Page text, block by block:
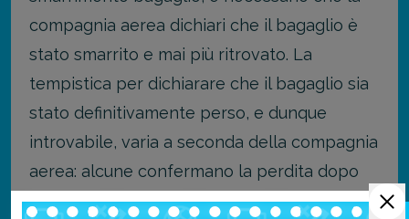
compagnia aerea dichiari che il bagaglio è
stato smarrito e mai più ritrovato. La
tempistica per dichiarare che il bagaglio sia
stato definitivamente perso, e dunque
introvabile, varia a seconda della compagnia
aerea: alcune confermano la perdita dopo
circa 20 giorni, altre dopo un maggior arco